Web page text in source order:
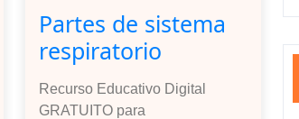
Partes de sistema
respiratorio
Recurso Educativo Digital
GRATUITO para